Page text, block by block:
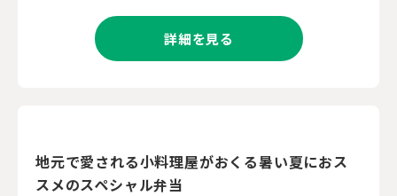
詳細を見る
地元で愛される小料理屋がおくる暑い夏におス
スメのスペシャル弁当